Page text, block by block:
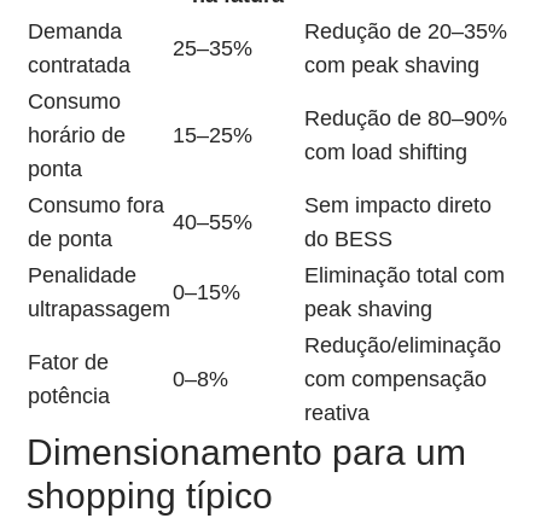
Demanda
contratada
25–35%
Redução de 20–35%
com peak shaving
Consumo
horário de
ponta
15–25%
Redução de 80–90%
com load shifting
Consumo fora
de ponta
40–55%
Sem impacto direto
do BESS
Penalidade
ultrapassagem
0–15%
Eliminação total com
peak shaving
Fator de
potência
0–8%
Redução/eliminação
com compensação
reativa
Dimensionamento para um
shopping típico